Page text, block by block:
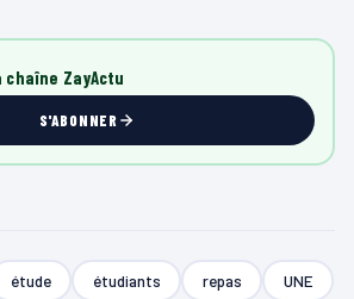
chaîne ZayActu
S'ABONNER
étude étudiants repas UNE